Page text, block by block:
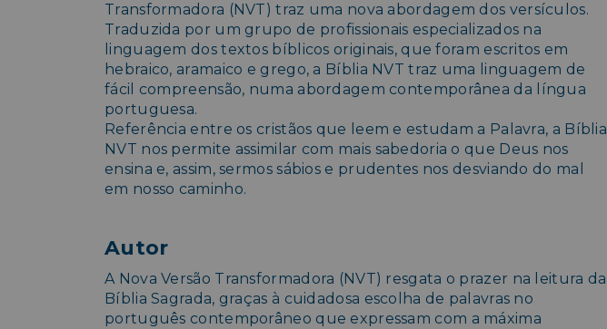
Transformadora (NVT) traz uma nova abordagem dos versículos.
Traduzida por um grupo de profissionais especializados na
linguagem dos textos bíblicos originais, que foram escritos em
hebraico, aramaico e grego, a Bíblia NVT traz uma linguagem de
fácil compreensão, numa abordagem contemporânea da língua
portuguesa.
Referência entre os cristãos que leem e estudam a Palavra, a Bíblia
NVT nos permite assimilar com mais sabedoria o que Deus nos
ensina e, assim, sermos sábios e prudentes nos desviando do mal
em nosso caminho.
Autor
A Nova Versão Transformadora (NVT) resgata o prazer na leitura da
Bíblia Sagrada, graças à cuidadosa escolha de palavras no
português contemporâneo que expressam com a máxima